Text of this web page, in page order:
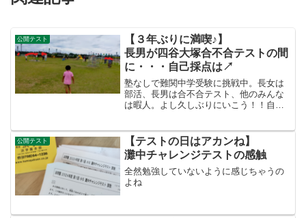
公開テスト
【３年ぶりに満喫♪】
長男が四谷大塚合不合テストの間
に・・・自己採点は↗
塾なしで難関中学受験に挑戦中。長女は
部活、長男は合不合テスト、他のみんな
は暇人。よし久しぶりにいこう！！自己
公開テスト
【テストの日はアカンね】
灘中チャレンジテストの感触
全然勉強していないように感じちゃうの
よね